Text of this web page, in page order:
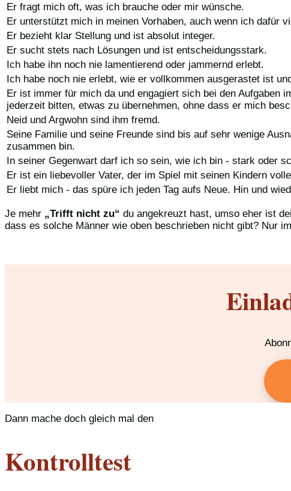
Er fragt mich oft, was ich brauche oder mir wünsche.
Er unterstützt mich in meinen Vorhaben, auch wenn ich dafür
Er bezieht klar Stellung und ist absolut integer.
Er sucht stets nach Lösungen und ist entscheidungsstark.
Ich habe ihn noch nie lamentierend oder jammernd erlebt.
Ich habe noch nie erlebt, wie er vollkommen ausgerastet ist
Er ist immer für mich da und engagiert sich bei den Aufgaben
jederzeit bitten, etwas zu übernehmen, ohne dass er mich
Neid und Argwohn sind ihm fremd.
Seine Familie und seine Freunde sind bis auf sehr wenige
zusammen bin.
In seiner Gegenwart darf ich so sein, wie ich bin - stark oder
Er ist ein liebevoller Vater, der im Spiel mit seinen Kindern
Er liebt mich - das spüre ich jeden Tag aufs Neue. Hin und
Je mehr „Trifft nicht zu“ du angekreuzt hast, umso eher ist
dass es solche Männer wie oben beschrieben nicht gibt? Nur
Dann mache doch gleich mal den
Kontrolltest